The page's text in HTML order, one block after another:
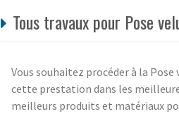
Tous travaux pour Pose
Vous souhaitez procéder à la
cette prestation dans les
meilleurs produits et matériaux